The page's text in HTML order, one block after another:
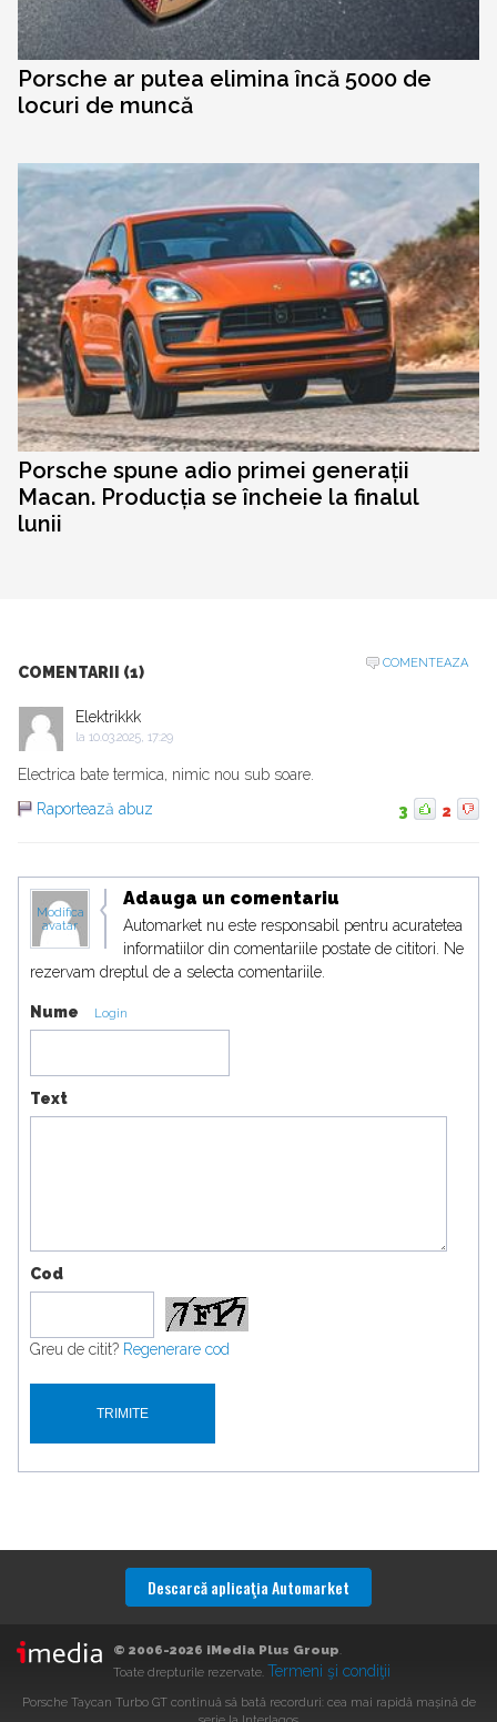
Porsche ar putea elimina încă 5000 de
locuri de muncă
Porsche spune adio primei generații
Macan. Producția se încheie la finalul
lunii
COMENTARII (1)
COMENTEAZA
Elektrikkk
la 10.03.2025, 17:29
Electrica bate termica, nimic nou sub soare.
Raportează abuz
3 2
Modifica
avatar
Adauga un comentariu
Automarket nu este responsabil pentru acuratetea
informatiilor din comentariile postate de cititori. Ne
rezervam dreptul de a selecta comentariile.
Nume Login
Text
Cod
Greu de citit? Regenerare cod
Descarcă aplicaţia Automarket
© 2006-2026 iMedia Plus Group.
Toate drepturile rezervate. Termeni şi condiţii
Porsche Taycan Turbo GT continuă să bată recorduri: cea mai rapidă mașină de